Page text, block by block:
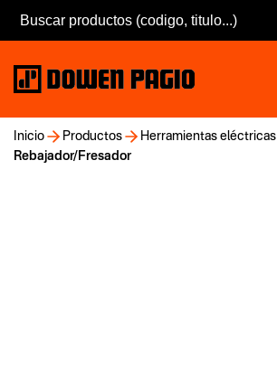
Inicio Productos
Herramientas eléctricas
Rebajador/Fresador